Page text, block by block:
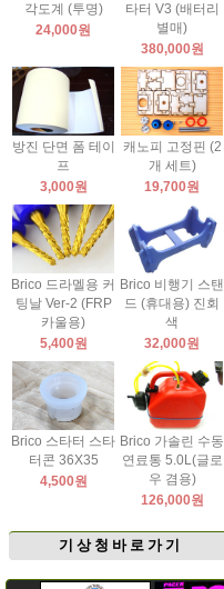
각도계 (투명)
24,000원
타터 V3 (배터리
별매)
380,000원
방진 단면 폼 테이
프
3,000원
캐노피 고정핀 (2
개 세트)
19,700원
Brico 드라멜용 커
팅날 Ver-2 (FRP
카울용)
5,400원
Brico 비행기 스탠
드 (휴대용) 진회
색
32,000원
Brico 스타터 스타
터콘 36X35
4,500원
Brico 가솔린 수동
연료통 5.0L(글로
우 겸용)
126,000원
기 상 청 바 로 가 기